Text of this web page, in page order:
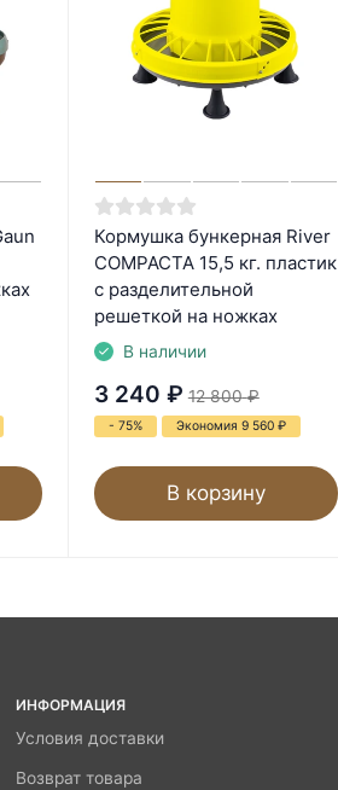
Кормушка бункерная River
COMPACTA 15,5 кг. пластик
с разделительной
решеткой на ножках
В наличии
3 240 ₽ 12 800 ₽
- 75% Экономия 9 560 ₽
В корзину
ИНФОРМАЦИЯ
Условия доставки
Возврат товара